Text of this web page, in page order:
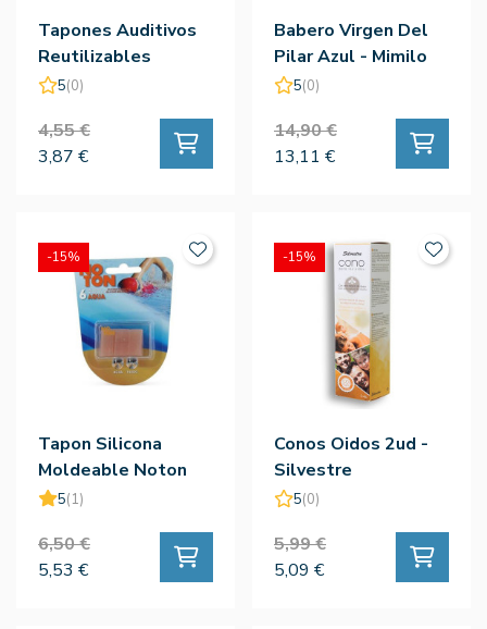
Tapones Auditivos
Reutilizables
Rocket
5(0)
4,55 €
3,87 €
Babero Virgen Del
Pilar Azul - Mimilo
5(0)
14,90 €
13,11 €
Tapon Silicona
Moldeable Noton
3ud
5(1)
6,50 €
5,53 €
-15%
Conos Oidos 2ud -
Silvestre
5(0)
5,99 €
5,09 €
-15%